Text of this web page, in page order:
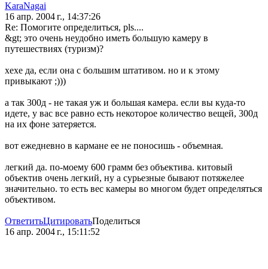
KaraNagai
16 апр. 2004 г., 14:37:26
Re: Помогите определиться, pls....
&gt; это очень неудобно иметь большую камеру в
путешествиях (туризм)?
хехе да, если она с большим штативом. но и к этому
привыкают ;)))
а так 300д - не такая уж и большая камера. если вы куда-то
идете, у вас все равно есть некоторое количество вещей, 300д
на их фоне затеряется.
вот ежедневно в кармане ее не поносишь - объемная.
легкий да. по-моему 600 грамм без объектива. китовый
объектив очень легкий, ну а сурьезные бывают потяжелее
значительно. то есть вес камеры во многом будет определяться
объективом.
ОтветитьЦитироватьПоделиться
16 апр. 2004 г., 15:11:52